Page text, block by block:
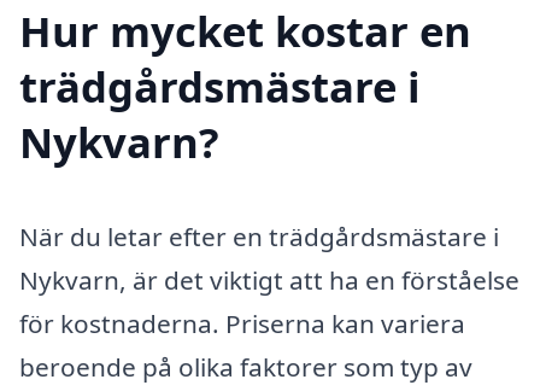
Hur mycket kostar en
trädgårdsmästare i
Nykvarn?
När du letar efter en trädgårdsmästare i
Nykvarn, är det viktigt att ha en förståelse
för kostnaderna. Priserna kan variera
beroende på olika faktorer som typ av